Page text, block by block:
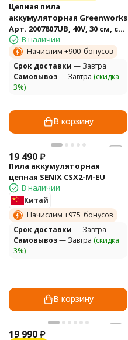
Цепная пила
аккумуляторная Greenworks
Арт. 2007807UB, 40V, 30 см, с
1x АКБ 4Ач и ЗУ
В наличии
Начислим +900 бонусов
Cрок доставки — Завтра
Самовывоз— Завтра (скидка
3%)
В корзину
19 490₽
Пила аккумуляторная
цепная SENIX CSX2-M-EU
В наличии
Китай
Начислим +975 бонусов
Cрок доставки — Завтра
Самовывоз— Завтра (скидка
3%)
В корзину
19 990₽